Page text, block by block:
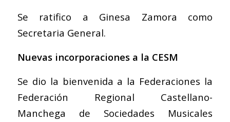
Se ratifico a Ginesa Zamora como
Secretaria General.
Nuevas incorporaciones a la CESM
Se dio la bienvenida a la Federaciones la
Federación Regional Castellano-
Manchega de Sociedades Musicales